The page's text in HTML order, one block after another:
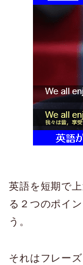
英語を短期で
る２つのポイ
う。
それはフレー